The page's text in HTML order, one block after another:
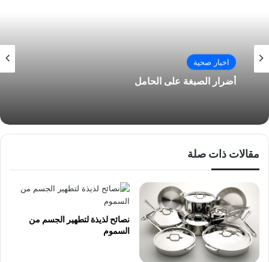
اخبار صحية
أضرار الصبغة على الحامل
مقالات ذات صلة
نصائح لذيذة لتطهير الجسم من
السموم